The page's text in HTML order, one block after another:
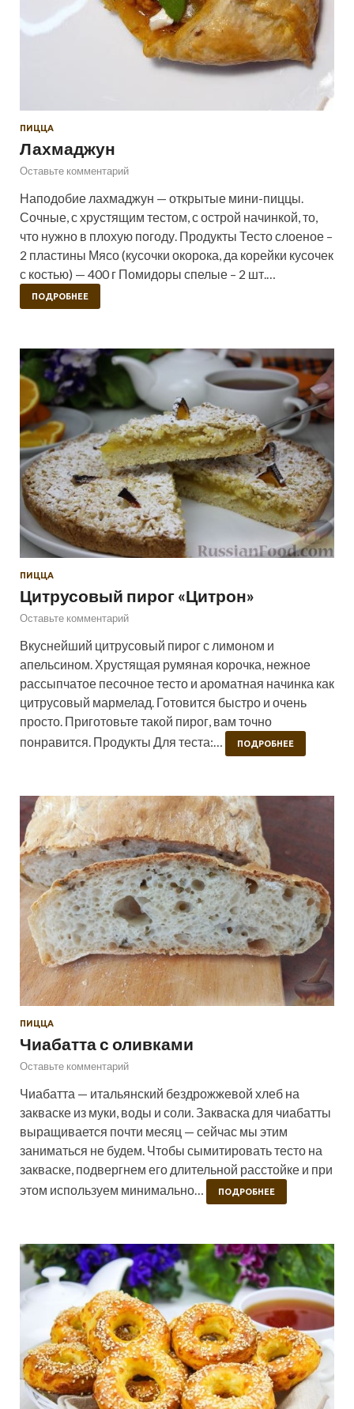
ПИЦЦА
Лахмаджун
Оставьте комментарий
Наподобие лахмаджун — открытые мини-пиццы.
Сочные, с хрустящим тестом, с острой начинкой, то,
что нужно в плохую погоду. Продукты Тесто слоеное –
2 пластины Мясо (кусочки окорока, да корейки кусочек
с костью) — 400 г Помидоры спелые – 2 шт.…
ПОДРОБНЕЕ
ПИЦЦА
Цитрусовый пирог «Цитрон»
Оставьте комментарий
Вкуснейший цитрусовый пирог с лимоном и
апельсином. Хрустящая румяная корочка, нежное
рассыпчатое песочное тесто и ароматная начинка как
цитрусовый мармелад. Готовится быстро и очень
просто. Приготовьте такой пирог, вам точно
понравится. Продукты Для теста:…
ПОДРОБНЕЕ
ПИЦЦА
Чиабатта с оливками
Оставьте комментарий
Чиабатта — итальянский бездрожжевой хлеб на
закваске из муки, воды и соли. Закваска для чиабатты
выращивается почти месяц — сейчас мы этим
заниматься не будем. Чтобы сымитировать тесто на
закваске, подвергнем его длительной расстойке и при
этом используем минимально…
ПОДРОБНЕЕ